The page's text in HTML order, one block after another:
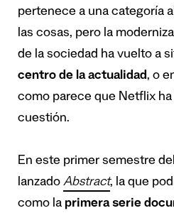
pertenece a una categoría
las cosas, pero la
de la sociedad ha vuelto a
centro de la actualidad, o
como parece que Netflix
cuestión.
En este primer semestre
lanzado Abstract, la que
como la primera serie